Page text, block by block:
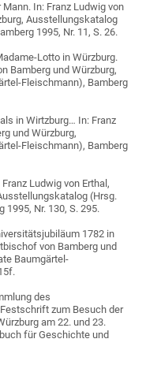
In: Franz Ludwig von
Ausstellungskatalog
1995, Nr. 11, S. 26.
Lotto in Würzburg.
Bamberg und Würzburg,
Fleischmann), Bamberg
in Wirtzburg… In: Franz
und Würzburg,
Fleischmann), Bamberg
Ludwig von Erthal,
(Hrsg.
1995, Nr. 130, S. 295.
1782 in
von Bamberg und
Baumgärtel-
des
zum Besuch der
am 22. und 23.
für Geschichte und